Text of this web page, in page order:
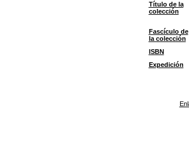
Título de la
colección
Fascículo de
la colección
ISBN
Expedición